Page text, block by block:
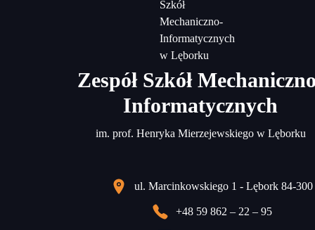
Zespół Szkół
Informatycznych
im. prof. Henryka Mierzejewskiego w Lęborku
ul. Marcinkowskiego 1 - Lębork 84-300
+48 59 862 – 22 – 95